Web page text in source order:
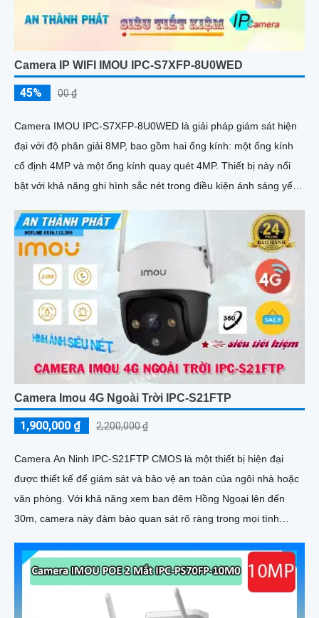
Camera IP WIFI IMOU IPC-S7XFP-8U0WED
45% 00 ₫
Camera IMOU IPC-S7XFP-8U0WED là giải pháp giám sát hiện
đại với độ phân giải 8MP, bao gồm hai ống kính: một ống kính
cố định 4MP và một ống kính quay quét 4MP. Thiết bị này nổi
bật với khả năng ghi hình sắc nét trong điều kiện ánh sáng yếu
Camera Imou 4G Ngoài Trời IPC-S21FTP
1,900,000 ₫ 2,200,000 ₫
Camera An Ninh IPC-S21FTP CMOS là một thiết bị hiện đại
được thiết kế để giám sát và bảo vệ an toàn của ngôi nhà hoặc
văn phòng. Với khả năng xem ban đêm Hồng Ngoại lên đến
30m, camera này đảm bảo quan sát rõ ràng trong mọi tình